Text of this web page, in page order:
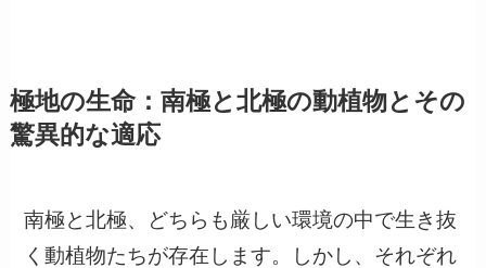
極地の生命：南極と北極の動植物とその
驚異的な適応
南極と北極、どちらも厳しい環境の中で生き抜
く動植物たちが存在します。しかし、それぞれ